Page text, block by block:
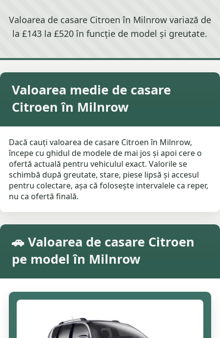
Valoarea de casare Citroen în Milnrow variază de
la £143 la £520 în funcție de model și greutate.
Valoarea medie de casare
Citroen în Milnrow
Dacă cauți valoarea de casare Citroen în Milnrow,
începe cu ghidul de modele de mai jos și apoi cere o
ofertă actuală pentru vehiculul exact. Valorile se
schimbă după greutate, stare, piese lipsă și accesul
pentru colectare, așa că folosește intervalele ca reper,
nu ca ofertă finală.
🚗 Valoarea de casare Citroen
pe model în Milnrow